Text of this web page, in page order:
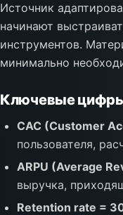
Источник
начинают
инструментов.
минимально
Ключевые
CAC (Customer
пользователя,
ARPU (Average
выручка,
Retention rate =